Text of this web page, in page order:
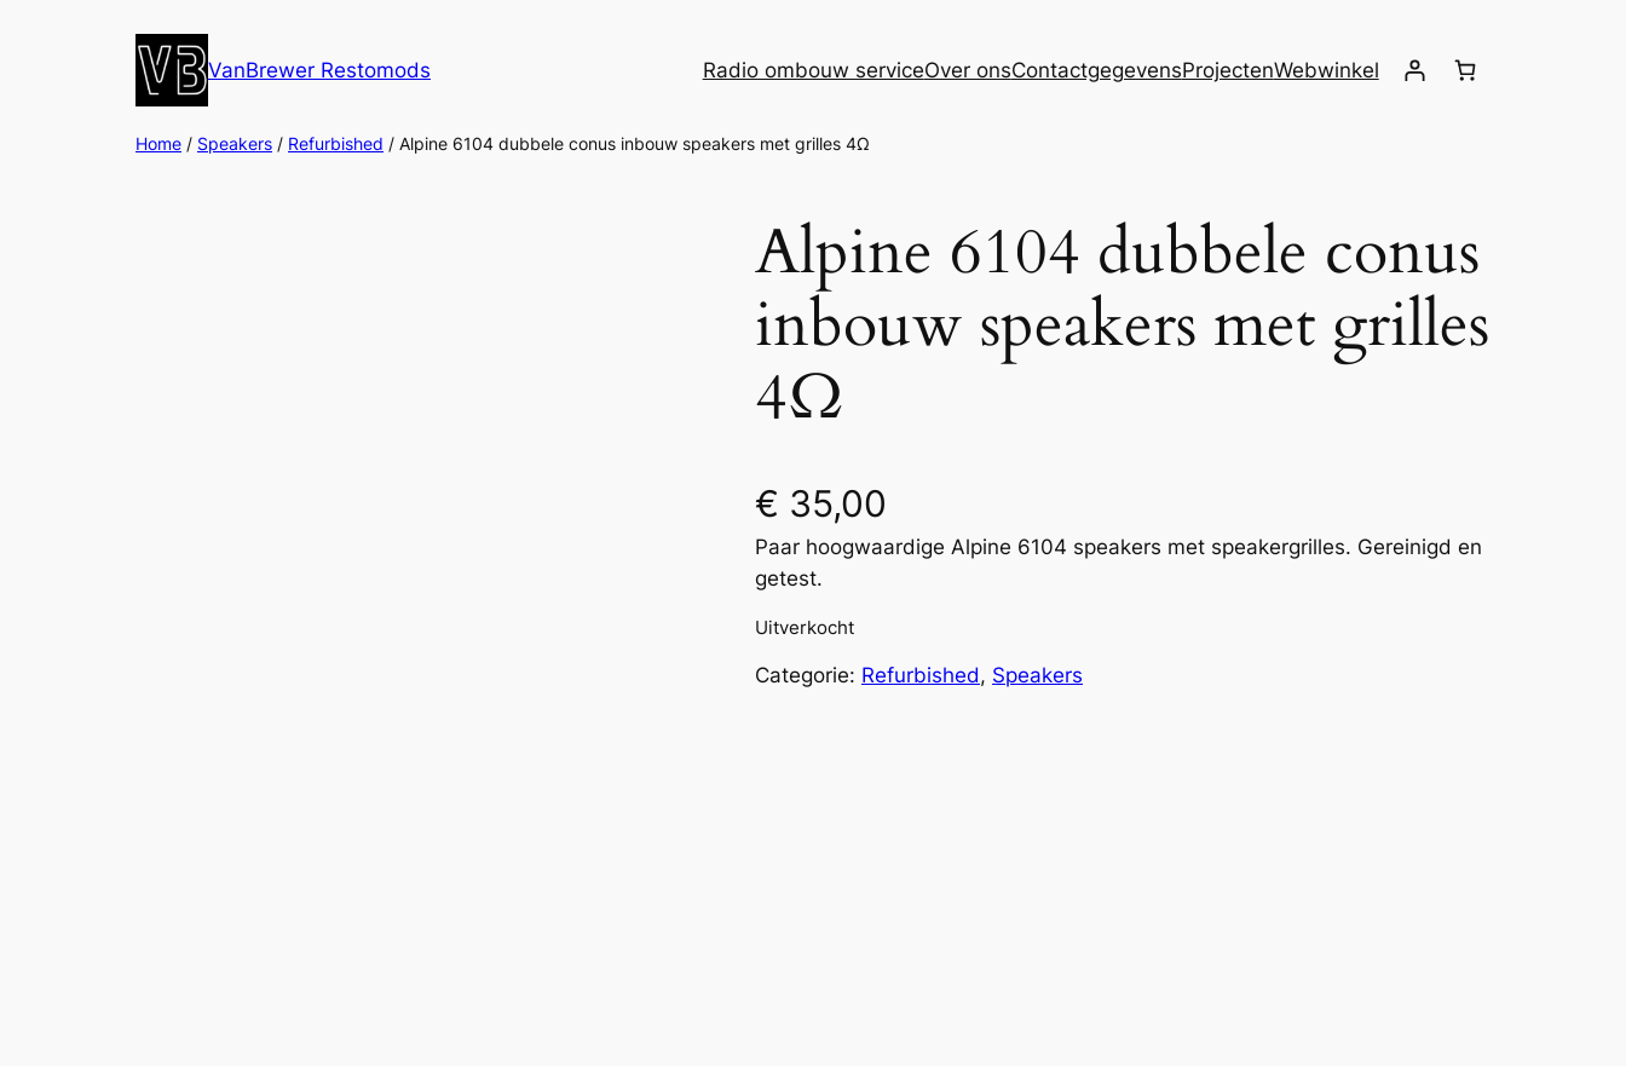
VanBrewer Restomods Radio ombouw serviceOver onsContactgegevensProjectenWebwinkel
Home / Speakers / Refurbished / Alpine 6104 dubbele conus inbouw speakers met grilles 4Ω
Alpine 6104 dubbele conus
inbouw speakers met grilles
4Ω
€ 35,00
Paar hoogwaardige Alpine 6104 speakers met speakergrilles. Gereinigd en
getest.
Uitverkocht
Categorie: Refurbished, Speakers